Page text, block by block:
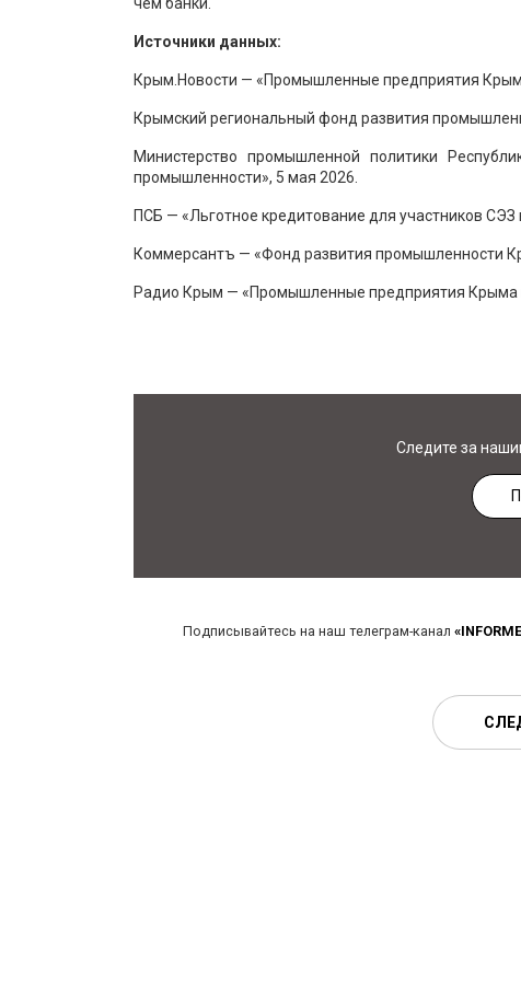
Источники данных:
Крым.Новости — «Промышленные предприятия
Крымский региональный фонд развития
Министерство промышленной политики
промышленности», 5 мая 2026.
ПСБ — «Льготное кредитование для участников СЭЗ
Коммерсантъ — «Фонд развития промышленности
Радио Крым — «Промышленные предприятия Крыма
Следите за
Подписывайтесь на наш телеграм-канал